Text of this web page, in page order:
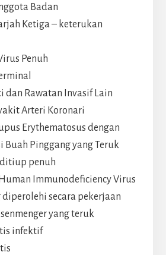
Badan
Ketiga – keterukan
Penuh
dan Rawatan Invasif Lain
Arteri Koronari
Erythematosus dengan
Buah Pinggang yang Teruk
ditiup penuh
Immunodeficiency Virus
diperolehi secara pekerjaan
yang teruk
infektif